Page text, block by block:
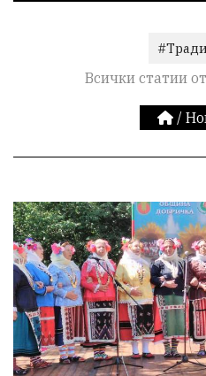
Всички статии
/